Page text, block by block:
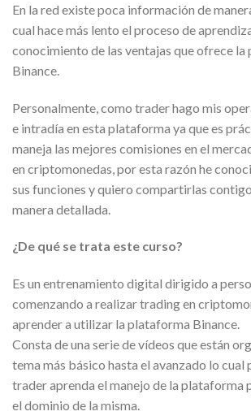
En la red existe poca información de
cual hace más lento el proceso de
conocimiento de las ventajas que ofrece
Binance.
Personalmente, como trader hago mis
e intradía en esta plataforma ya que es
maneja las mejores comisiones en el
en criptomonedas, por esta razón he
sus funciones y quiero compartirlas
manera detallada.
¿De qué se trata este curso?
Es un entrenamiento digital dirigido a
comenzando a realizar trading en
aprender a utilizar la plataforma Binance.
Consta de una serie de vídeos que están
tema más básico hasta el avanzado lo cual
trader aprenda el manejo de la plataforma
el dominio de la misma.